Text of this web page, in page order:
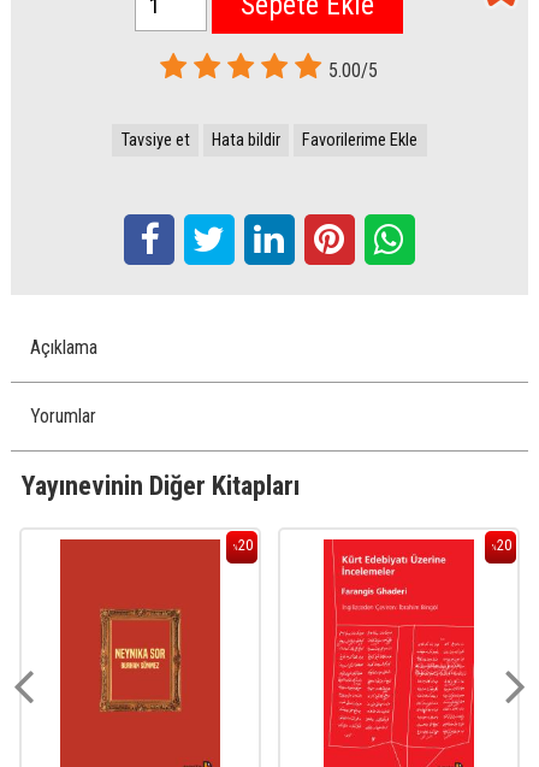
5.00/5
Tavsiye et Hata bildir Favorilerime Ekle
Açıklama
Yorumlar
Yayınevinin Diğer Kitapları
%20 %20